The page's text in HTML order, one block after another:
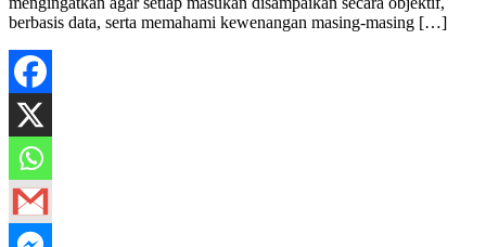
berbasis data, serta memahami kewenangan masing-masing […]